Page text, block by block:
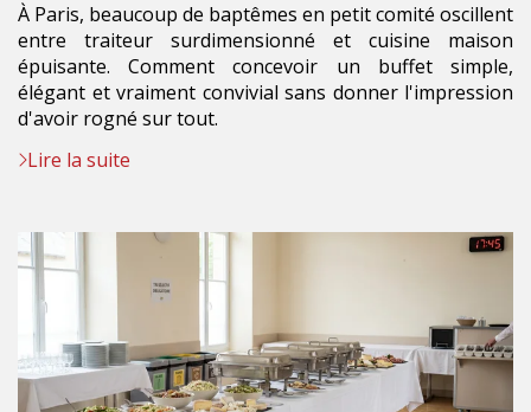
À Paris, beaucoup de baptêmes en petit comité oscillent
entre traiteur surdimensionné et cuisine maison
épuisante. Comment concevoir un buffet simple,
élégant et vraiment convivial sans donner l'impression
d'avoir rogné sur tout.
Lire la suite